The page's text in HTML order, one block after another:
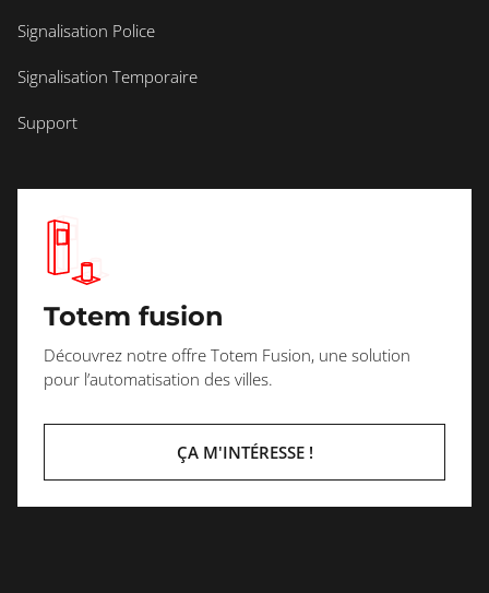
Signalisation Police
Signalisation Temporaire
Support
Totem fusion
Découvrez notre offre Totem Fusion, une solution
pour l’automatisation des villes.
ÇA M'INTÉRESSE !